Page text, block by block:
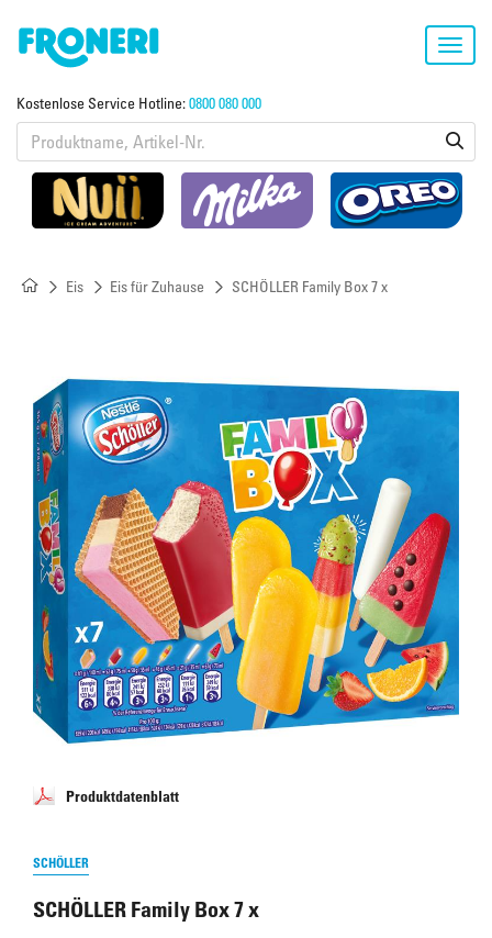
Kostenlose Service Hotline:0800 080 000
Eis Eis für Zuhause SCHÖLLER Family Box 7 x
Produktdatenblatt
SCHÖLLER
SCHÖLLER Family Box 7 x